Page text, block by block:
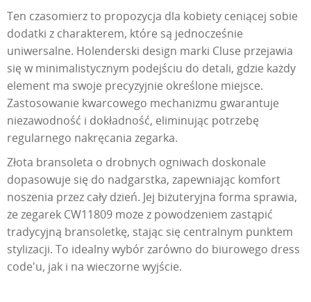
Ten czasomierz to propozycja dla kobiety ceniącej sobie
dodatki z charakterem, które są jednocześnie
uniwersalne. Holenderski design marki Cluse przejawia
się w minimalistycznym podejściu do detali, gdzie każdy
element ma swoje precyzyjnie określone miejsce.
Zastosowanie kwarcowego mechanizmu gwarantuje
niezawodność i dokładność, eliminując potrzebę
regularnego nakręcania zegarka.
Złota bransoleta o drobnych ogniwach doskonale
dopasowuje się do nadgarstka, zapewniając komfort
noszenia przez cały dzień. Jej biżuteryjna forma sprawia,
że zegarek CW11809 może z powodzeniem zastąpić
tradycyjną bransoletkę, stając się centralnym punktem
stylizacji. To idealny wybór zarówno do biurowego dress
code'u, jak i na wieczorne wyjście.